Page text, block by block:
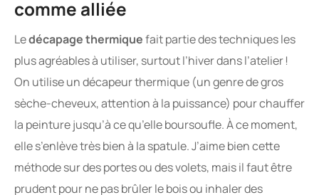
comme alliée
Ledécapage thermiquefait partie des techniques les
plus agréables à utiliser, surtout l’hiver dans l’atelier !
On utilise un décapeur thermique (un genre de gros
sèche-cheveux, attention à la puissance) pour chauffer
la peinture jusqu’à ce qu’elle boursoufle. À ce moment,
elle s’enlève très bien à la spatule. J’aime bien cette
méthode sur des portes ou des volets, mais il faut être
prudent pour ne pas brûler le bois ou inhaler des